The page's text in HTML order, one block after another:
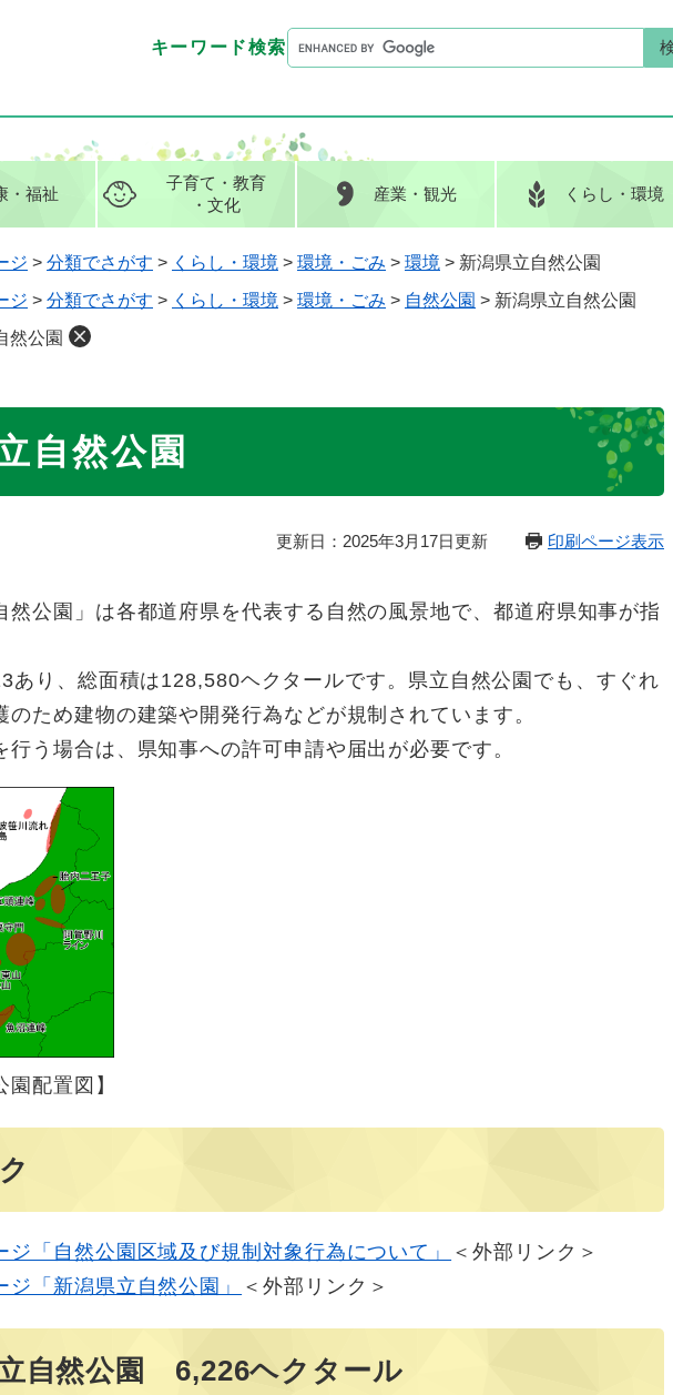
キーワード検索G
o
e
カ
ス
ム
・福祉
子育て ・教育
・文化
産業 ・観光 くらし ・環境
キーワード検索
G
o
g
l
ス
タ
検
ジ > 分類でさがす > くらし・環境 > 環境・ごみ > 環境 > 新潟県立自然公園
ジ > 分類でさがす > くらし・環境 > 環境・ごみ > 自然公園 > 新潟県立自然公園
然公園
自然公園
更新日：2025年3月17日更新 印刷ページ表示
公園」は各都道府県を代表する自然の風景地で、都道府県知事が指
り、総面積は128,580ヘクタールです。県立自然公園でも、すぐれ
のため建物の建築や開発行為などが規制されています。
う場合は、県知事への許可申請や届出が必要です。
園配置図】
ジ「自然公園区域及び規制対象行為について」
＜外部リンク＞
「新潟県立自然公園」
＜外部リンク＞
自然公園 6,226ヘクタール